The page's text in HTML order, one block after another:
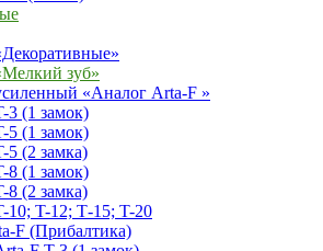
зуб»
«Аналог Arta-F »
3 (1 замок)
5 (1 замок)
5 (2 замка)
8 (1 замок)
8 (2 замка)
10; T-12; Т-15; T-20
F (Прибалтика)